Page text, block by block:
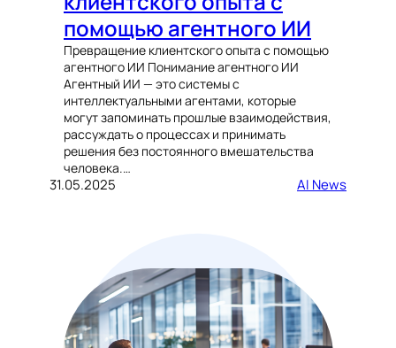
помощью агентного ИИ
Превращение клиентского опыта с помощью
агентного ИИ Понимание агентного ИИ
Агентный ИИ — это системы с
интеллектуальными агентами, которые
могут запоминать прошлые взаимодействия,
рассуждать о процессах и принимать
решения без постоянного вмешательства
человека.…
31.05.2025 AI News